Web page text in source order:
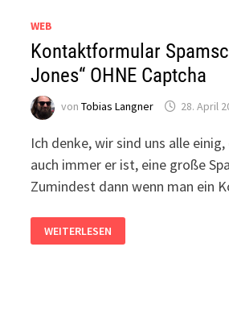
WEB
Kontaktformular
Jones“ OHNE Captcha
vonTobias Langner 28. April
Ich denke, wir sind uns alle
auch immer er ist, eine große
Zumindest dann wenn man ein
KONTAKTFORMULAR
SPAMSCHUTZ
VOR
WEITERLESEN